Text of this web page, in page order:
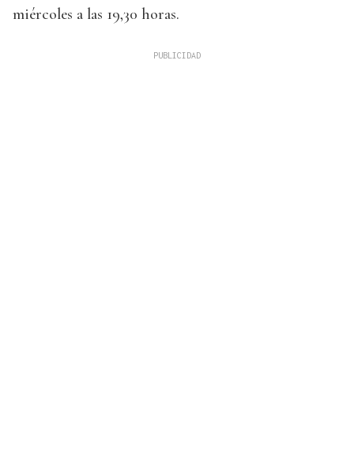
miércoles a las 19,30 horas.